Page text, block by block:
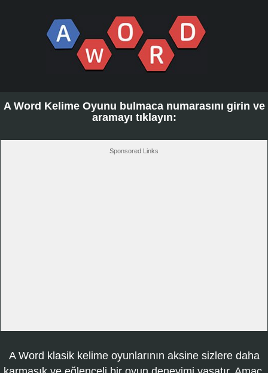
A Word Kelime Oyunu bulmaca numarasını girin ve
aramayı tıklayın:
Sponsored Links
A Word klasik kelime oyunlarının aksine sizlere daha